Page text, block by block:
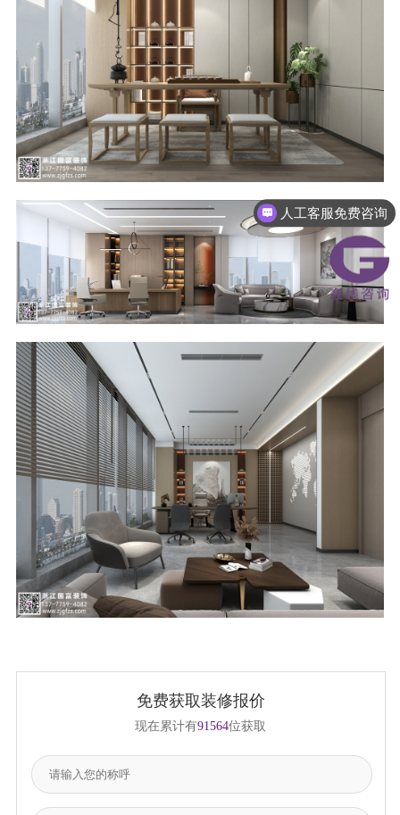
免费获取装修报价
现在累计有91564位获取
人工客服免费咨询